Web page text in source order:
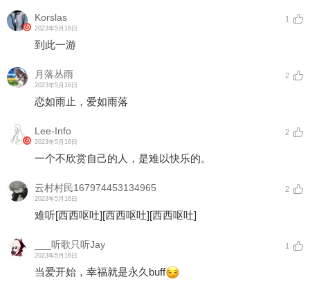
Korslas
2023年5月16日
1
到此一游
月落丛雨
2023年5月16日
2
恋如雨止，爱如雨落
Lee-Info
2023年5月16日
2
一个不欣赏自己的人，是难以快乐的。
云村村民167974453134965
2023年5月16日
2
难听[西西呕吐][西西呕吐][西西呕吐]
___听歌只听Jay
2023年5月16日
1
当爱开始，幸福就是永久buff